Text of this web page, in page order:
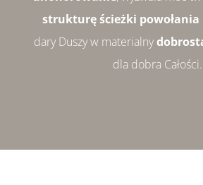
strukturę ścieżki powołania
dary Duszy w materialny
dla dobra Całości.